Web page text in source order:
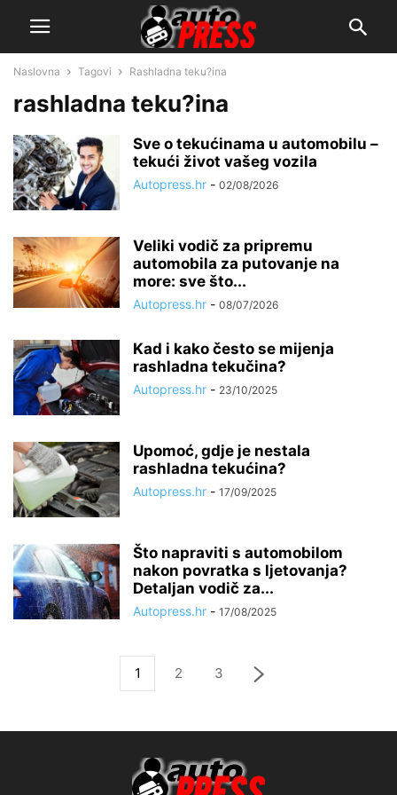
Naslovna Tagovi Rashladna teku?ina
rashladna teku?ina
Sve o tekućinama u automobilu –
tekući život vašeg vozila
Autopress.hr - 02/08/2026
Veliki vodič za pripremu
automobila za putovanje na
more: sve što...
Autopress.hr - 08/07/2026
Kad i kako često se mijenja
rashladna tekučina?
Autopress.hr - 23/10/2025
Upomoć, gdje je nestala
rashladna tekućina?
Autopress.hr - 17/09/2025
Što napraviti s automobilom
nakon povratka s ljetovanja?
Detaljan vodič za...
Autopress.hr - 17/08/2025
1 2 3